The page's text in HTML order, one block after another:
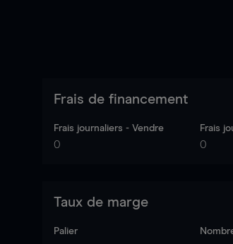
Frais de financement
Frais journaliers - Vendre
0
Frais
0
Taux de marge
Palier